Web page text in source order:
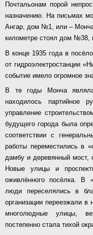
Почтальонам порой
назначению. На письмах
Ангар, дом №1, или –
километре стоял дом
В конце 1935 года в
от гидроэлектростанции
событие имело огромное
В те годы Монча
находилось партийное
управление
будущего города была
соответствии с
работы переместились в
дамбу и деревянный мост,
Новые улицы и
оживлённого посёлка. В
люди переселялись в
организации переезжали
многолюдные улицы,
постепенно стала тихой